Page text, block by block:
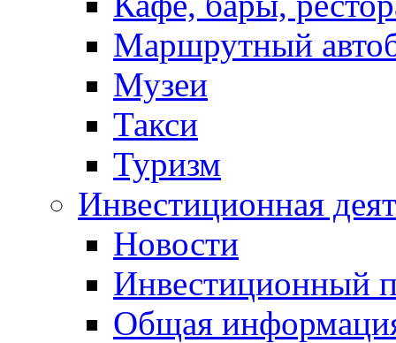
Маршрутный
Музеи
Такси
Туризм
Инвестиционная
Новости
Инвестиционный
Общая